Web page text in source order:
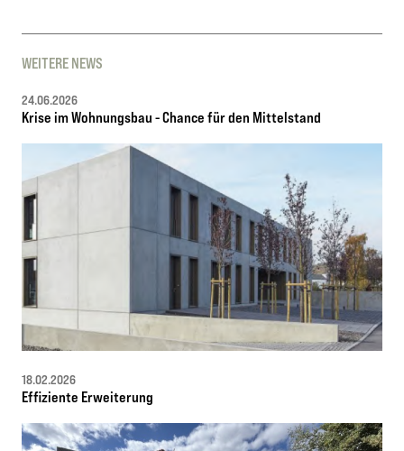
WEITERE NEWS
24.06.2026
Krise im Wohnungsbau - Chance für den Mittelstand
18.02.2026
Effiziente Erweiterung